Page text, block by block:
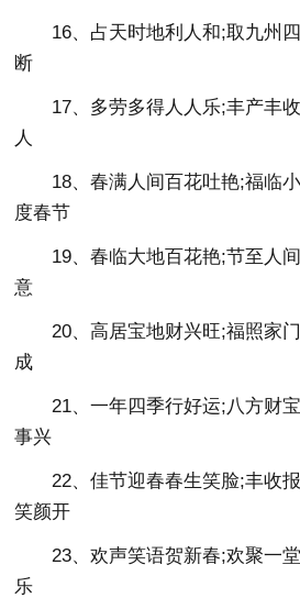
16、占天时地利人和;取九州
断
17、多劳多得人人乐;丰产丰
人
18、春满人间百花吐艳;福临
度春节
19、春临大地百花艳;节至人
意
20、高居宝地财兴旺;福照家
成
21、一年四季行好运;八方财
事兴
22、佳节迎春春生笑脸;丰收
笑颜开
23、欢声笑语贺新春;欢聚一
乐